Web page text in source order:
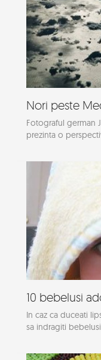
Nori peste
Fotograful german
prezinta o
10 bebelusi
In caz ca duceati
sa indragiti